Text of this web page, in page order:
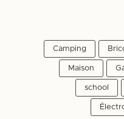
Camping
Maison
school